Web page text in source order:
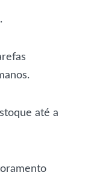
até a